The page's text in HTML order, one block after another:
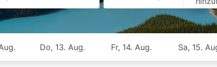
Do, 13. Aug. Fr, 14. Aug. Sa, 15.